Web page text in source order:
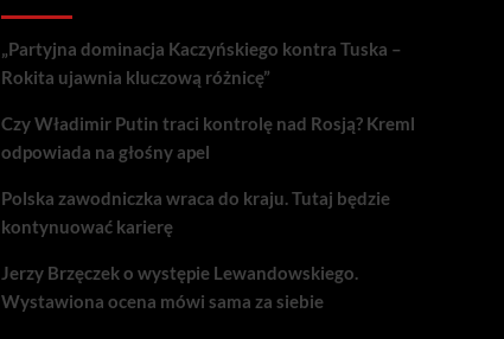
„Partyjna dominacja Kaczyńskiego kontra Tuska –
Rokita ujawnia kluczową różnicę”
Czy Władimir Putin traci kontrolę nad Rosją? Kreml
odpowiada na głośny apel
Polska zawodniczka wraca do kraju. Tutaj będzie
kontynuować karierę
Jerzy Brzęczek o występie Lewandowskiego.
Wystawiona ocena mówi sama za siebie